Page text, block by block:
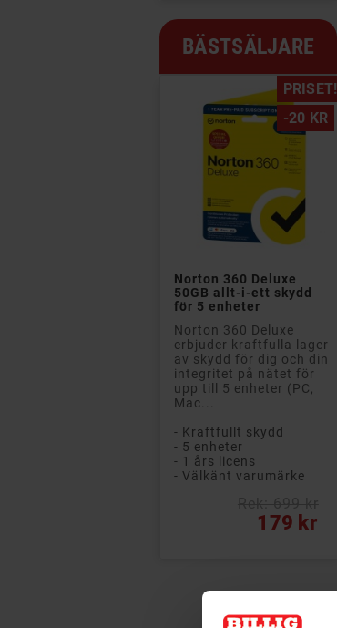
BÄSTSÄLJARE
PRISET!
-20 KR
Norton 360 Deluxe
50GB allt-i-ett skydd
för 5 enheter
Norton 360 Deluxe
erbjuder kraftfulla lager
av skydd för dig och din
integritet på nätet för
upp till 5 enheter (PC,
Mac...
- Kraftfullt skydd
- 5 enheter
- 1 års licens
- Välkänt varumärke
179 kr